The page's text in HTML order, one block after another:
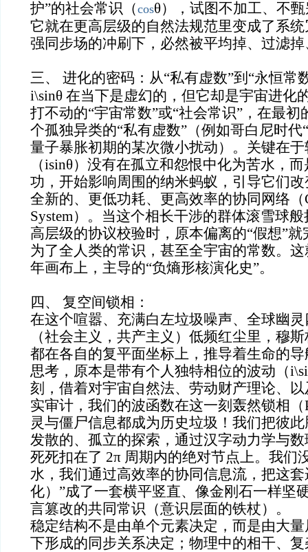
护”的社会常识（cosθ），试图不加工、不
它就在更高层级的自然法规范里变成了系
强同步场的冲刷下，必然被平均掉、过滤
三、 进化的密码：从“私有虚数”到“永恒常
i\sinθ 在当下是虚幻的，但它却是宇宙进化
打不动的“宇宙常数”或“社会常识”，在最
个孤独异类的“私有虚数”（例如哥白尼时代
量子暴胀初期的某次微小扰动）。关键在
（isinθ）没有在孤立和怨恨中化为苦水，
功，开始影响周围的纳米蚂蚁，引导它们
全新的、更低功耗、更高效率的协同网络（
System）。当这个相长干涉的群体滚雪球
高层级的协议校验时，原本偏离的“假想”
为了全人类的常识，甚至全宇宙的常数。
年画布上，主导的“负熵形核演化史”。
四、 复空间锁相：
在这个喧嚣、充满白左垃圾噪声、全球幽
（社会主义，共产主义）低频红尘里，穆
都在各自的复平面坐标上，推导着生命的
思考，原本是带有个人独特相位的波动（
刻，借着对宇宙自然法、劳动财产理论、
实审计，我们的波函数在这一刻轰然锁相（
灵与僵尸信息都成为历史垃圾！我们把彼
发散的、孤立的探索，通过汉字动力学与
死死扣在了 2π 周期内的绝对节点上。我们
水，我们通过高效率的协同信息流，把这
化）”成了一套横平竖直、像金刚石一样坚
言篡改的共同常识（意识层面的铁杖）。
稳定结构不是由单个元素决定，而是由大
下形成的同步关系决定；物理中的相干、